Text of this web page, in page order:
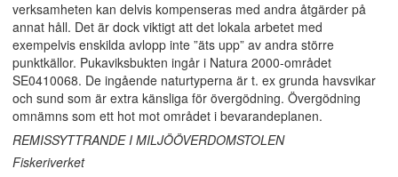
verksamheten kan delvis kompenseras med andra åtgärder på
annat håll. Det är dock viktigt att det lokala arbetet med
exempelvis enskilda avlopp inte ”äts upp” av andra större
punktkällor. Pukaviksbukten ingår i Natura 2000-området
SE0410068. De ingående naturtyperna är t. ex grunda havsvikar
och sund som är extra känsliga för övergödning. Övergödning
omnämns som ett hot mot området i bevarandeplanen.
REMISSYTTRANDE I MILJÖÖVERDOMSTOLEN
Fiskeriverket